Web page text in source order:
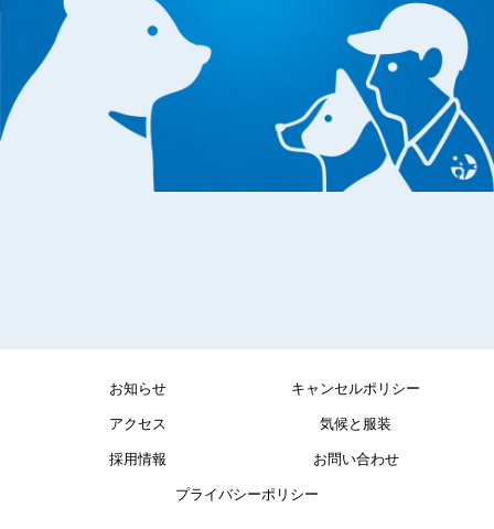
お知らせ キャンセルポリシー
アクセス 気候と服装
採用情報 お問い合わせ
プライバシーポリシー